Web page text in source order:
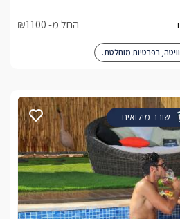
החל מ- ₪1100
בפרטיות מוחלטת.
שובר מילואים